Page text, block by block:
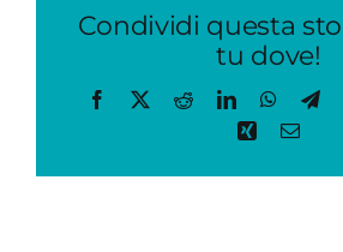
Condividi questa
tu dove!
Facebook
X RedditLinkedIn
Xing Email